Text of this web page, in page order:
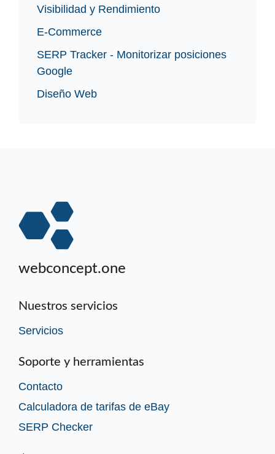
Visibilidad y Rendimiento
E-Commerce
SERP Tracker - Monitorizar posiciones
Google
Diseño Web
webconcept.one
Nuestros servicios
Servicios
Soporte y herramientas
Contacto
Calculadora de tarifas de eBay
SERP Checker